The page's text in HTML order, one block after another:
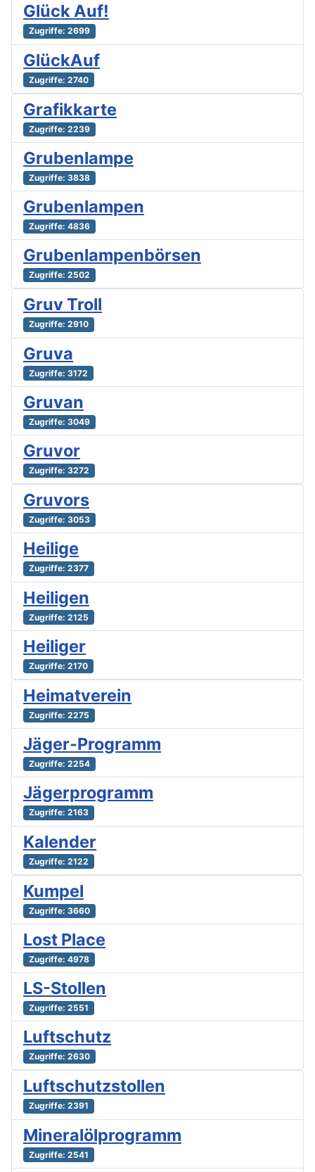
Glück Auf!
Zugriffe: 2699
GlückAuf
Zugriffe: 2740
Grafikkarte
Zugriffe: 2239
Grubenlampe
Zugriffe: 3838
Grubenlampen
Zugriffe: 4836
Grubenlampenbörsen
Zugriffe: 2502
Gruv Troll
Zugriffe: 2910
Gruva
Zugriffe: 3172
Gruvan
Zugriffe: 3049
Gruvor
Zugriffe: 3272
Gruvors
Zugriffe: 3053
Heilige
Zugriffe: 2377
Heiligen
Zugriffe: 2125
Heiliger
Zugriffe: 2170
Heimatverein
Zugriffe: 2275
Jäger-Programm
Zugriffe: 2254
Jägerprogramm
Zugriffe: 2163
Kalender
Zugriffe: 2122
Kumpel
Zugriffe: 3660
Lost Place
Zugriffe: 4978
LS-Stollen
Zugriffe: 2551
Luftschutz
Zugriffe: 2630
Luftschutzstollen
Zugriffe: 2391
Mineralölprogramm
Zugriffe: 2541